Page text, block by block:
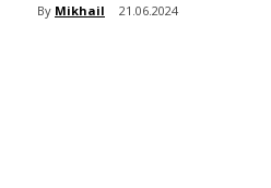
By Mikhail 21.06.2024